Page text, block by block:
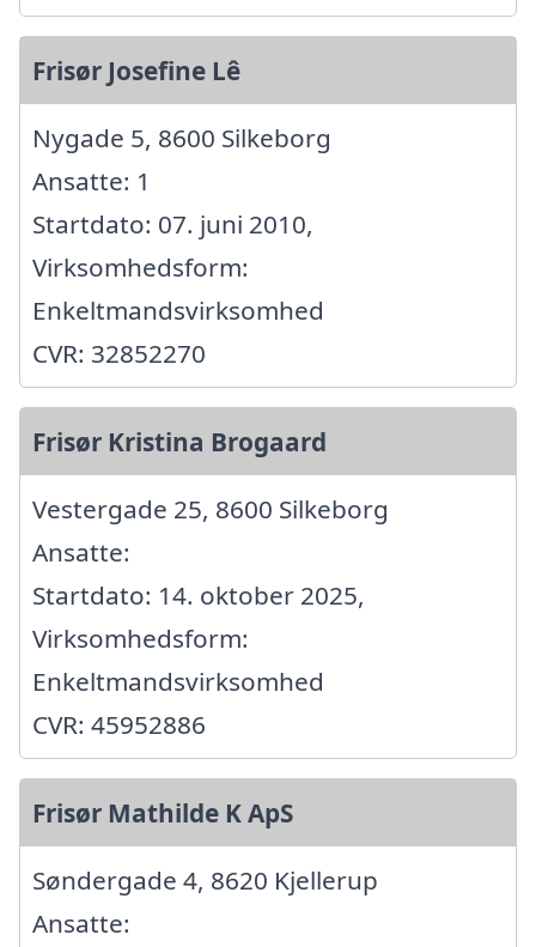
Frisør Josefine Lê
Nygade 5, 8600 Silkeborg
Ansatte: 1
Startdato: 07. juni 2010,
Virksomhedsform:
Enkeltmandsvirksomhed
CVR: 32852270
Frisør Kristina Brogaard
Vestergade 25, 8600 Silkeborg
Ansatte:
Startdato: 14. oktober 2025,
Virksomhedsform:
Enkeltmandsvirksomhed
CVR: 45952886
Frisør Mathilde K ApS
Søndergade 4, 8620 Kjellerup
Ansatte: